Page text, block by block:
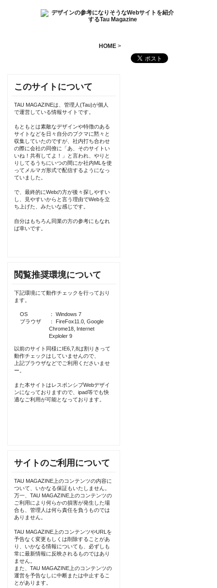
HOME>
このサイトについて
TAU MAGAZINEは、管理人(Tau)が個人
で運営している情報サイトです。
もともとは素敵なデザインや特徴のある
サイトなどを日々自分のブクマに黙々と
収集していたのですが、社内打ち合わせ
の際に会社の同僚に「あ、そのサイトい
いね！共有してよ！」と言われ、やりと
りしてるうちにいつの間にか社内MLを使
ってメルマガ形式で配信するようになっ
ていました。
で、最終的にWebの方が後々探しやすい
し、見やすいからと言う理由でWebを立
ち上げた、みたいな感じです。
自分はもちろん同業の方の参考にもなれ
ば幸いです。
閲覧推奨環境について
下記環境にて動作チェックを行っており
ます。
OS
： Windows 7
ブラウザ
： FireFox11.0, Google
Chrome18, Internet
Exploler 9
以前のサイト同様にIE6,7,8は割りきって
動作チェックはしていませんので、
上記ブラウザなどでご利用くださいませ
ー。
また本サイトはレスポンシブWebデザイ
ンになっておりますので、ipad等でも快
適なご利用が可能となっております。
サイトのご利用について
TAU MAGAZINE上のコンテンツの内容に
ついて、いかなる保証もいたしません。
万一、TAU MAGAZINE上のコンテンツの
ご利用により何らかの損害が発生した場
合も、管理人は何ら責任を負うものでは
ありません。
TAU MAGAZINE上のコンテンツやURLを
予告なく変更もしくは削除することがあ
り、いかなる情報についても、必ずしも
常に最新情報に反映されるものではあり
ません。
また、TAU MAGAZINE上のコンテンツの
運営を予告なしに中断または中止するこ
とがあります。